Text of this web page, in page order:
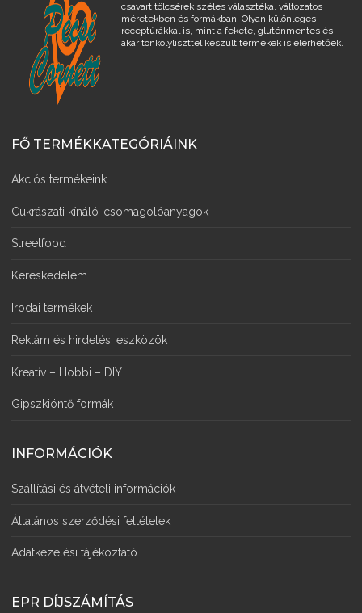
csavart tölcsérek széles választéka, változatos
méretekben és formákban. Olyan különleges
receptúrákkal is, mint a fekete, gluténmentes és
akár tönkölyliszttel készült termékek is elérhetőek.
FŐ TERMÉKKATEGÓRIÁINK
Akciós termékeink
Cukrászati kínáló-csomagolóanyagok
Streetfood
Kereskedelem
Irodai termékek
Reklám és hirdetési eszközök
Kreatív – Hobbi – DIY
Gipszkiöntő formák
INFORMÁCIÓK
Szállítási és átvételi információk
Általános szerződési feltételek
Adatkezelési tájékoztató
EPR DÍJSZÁMÍTÁS